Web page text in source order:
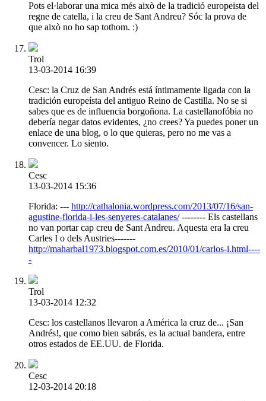
Pots el·laborar una mica més això de la tradició europeista del
regne de catella, i la creu de Sant Andreu? Sóc la prova de
que això no ho sap tothom. :)
Trol
13-03-2014 16:39
Cesc: la Cruz de San Andrés está íntimamente ligada con la
tradición europeísta del antiguo Reino de Castilla. No se si
sabes que es de influencia borgoñona. La castellanofóbia no
debería negar datos evidentes, ¿no crees? Ya puedes poner un
enlace de una blog, o lo que quieras, pero no me vas a
convencer. Lo siento.
Cesc
13-03-2014 15:36
Florida: --- http://cathalonia.wordpress.com/2013/07/16/san-
agustine-florida-i-les-senyeres-catalanes/-------- Els castellans
no van portar cap creu de Sant Andreu. Aquesta era la creu
Carles I o dels Austries-------
http://maharbal1973.blogspot.com.es/2010/01/carlos-i.html----
-
Trol
13-03-2014 12:32
Cesc: los castellanos llevaron a América la cruz de... ¡San
Andrés!, que como bien sabrás, es la actual bandera, entre
otros estados de EE.UU. de Florida.
Cesc
12-03-2014 20:18